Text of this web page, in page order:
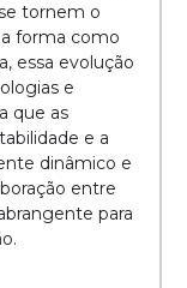
tornem o
forma como
essa evolução
e
que as
e a
dinâmico e
entre
para